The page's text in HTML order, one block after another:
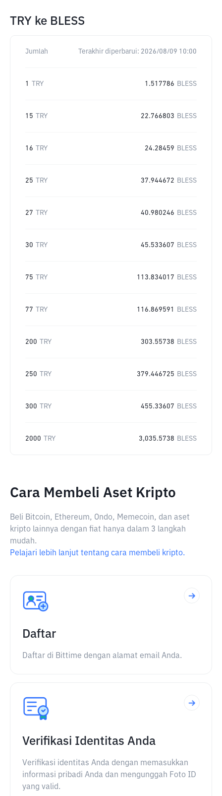
TRY ke BLESS
Jumlah Terakhir diperbarui: 2026/08/09 10:00
1 TRY 1.517786 BLESS
15 TRY 22.766803 BLESS
16 TRY 24.28459 BLESS
25 TRY 37.944672 BLESS
27 TRY 40.980246 BLESS
30 TRY 45.533607 BLESS
75 TRY 113.834017 BLESS
77 TRY 116.869591 BLESS
200 TRY 303.55738 BLESS
250 TRY 379.446725 BLESS
300 TRY 455.33607 BLESS
2000 TRY 3,035.5738 BLESS
Cara Membeli Aset Kripto
Beli Bitcoin, Ethereum, Ondo, Memecoin, dan aset
kripto lainnya dengan fiat hanya dalam 3 langkah
mudah.
Pelajari lebih lanjut tentang cara membeli kripto.
Daftar
Daftar di Bittime dengan alamat email Anda.
Verifikasi Identitas Anda
Verifikasi identitas Anda dengan memasukkan
informasi pribadi Anda dan mengunggah Foto ID
yang valid.